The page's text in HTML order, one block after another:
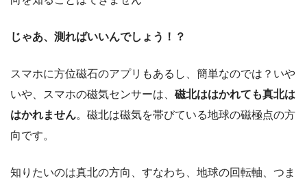
じゃあ、測ればいいんでしょう！？
スマホに方位磁石のアプリもあるし、簡単なのでは？いや
いや、スマホの磁気センサーは、 磁北ははかれても真北は
はかれません。磁北は磁気を帯びている地球の磁極点の方
向です。
知りたいのは真北の方向、すなわち、地球の回転軸、つま